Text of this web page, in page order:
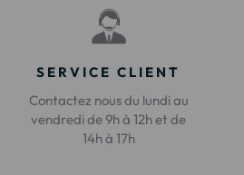
SERVICE CLIENT
Contactez nous du lundi au
vendredi de 9h à 12h et de
14h à 17h